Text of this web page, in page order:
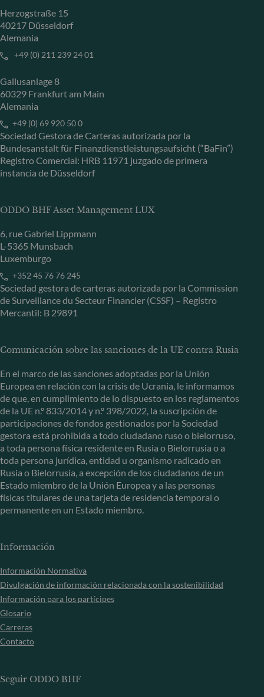
Herzogstraße 15
40217 Düsseldorf
Alemania
+49 (0) 211 239 24 01
Gallusanlage 8
60329 Frankfurt am Main
Alemania
+49 (0) 69 920 50 0
Sociedad Gestora de Carteras autorizada por la
Bundesanstalt für Finanzdienstleistungsaufsicht (“BaFin”)
Registro Comercial: HRB 11971 juzgado de primera
instancia de Düsseldorf
ODDO BHF Asset Management LUX
6, rue Gabriel Lippmann
L-5365 Munsbach
Luxemburgo
+352 45 76 76 245
Sociedad gestora de carteras autorizada por la Commission
de Surveillance du Secteur Financier (CSSF) – Registro
Mercantil: B 29891
Comunicación sobre las sanciones de la UE contra Rusia
En el marco de las sanciones adoptadas por la Unión
Europea en relación con la crisis de Ucrania, le informamos
de que, en cumplimiento de lo dispuesto en los reglamentos
de la UE n.º 833/2014 y n.º 398/2022, la suscripción de
participaciones de fondos gestionados por la Sociedad
gestora está prohibida a todo ciudadano ruso o bielorruso,
a toda persona física residente en Rusia o Bielorrusia o a
toda persona jurídica, entidad u organismo radicado en
Rusia o Bielorrusia, a excepción de los ciudadanos de un
Estado miembro de la Unión Europea y a las personas
físicas titulares de una tarjeta de residencia temporal o
permanente en un Estado miembro.
Información
Información Normativa
Divulgación de información relacionada con la sostenibilidad
Información para los partícipes
Glosario
Carreras
Contacto
Seguir ODDO BHF